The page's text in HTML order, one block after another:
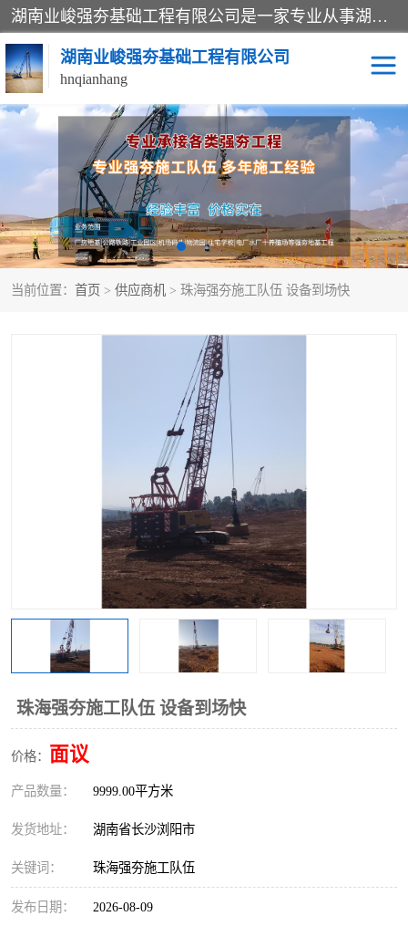
湖南业峻强夯基础工程有限公司是一家专业从事湖南强夯基础工程、强夯机租赁，地基处理的施工单位。业务覆盖：湖南、广东，江西等地。可承接1000KN.m-25000KN.m强夯（置换）工程。公司创始人是国内较早期从事强夯施工的建设者，经过多年的一步一个脚印的发展，在行业内具有较高的度和良好的口碑。
湖南业峻强夯基础工程有限公司
hnqianhang
当前位置： 首页 > 供应商机 > 珠海强夯施工队伍 设备到场快
珠海强夯施工队伍 设备到场快
价格： 面议
产品数量： 9999.00平方米
发货地址： 湖南省长沙浏阳市
关键词： 珠海强夯施工队伍
发布日期： 2026-08-09
强夯施工案例 强夯机租赁
强夯施工工程 强夯施工队伍
强夯队伍